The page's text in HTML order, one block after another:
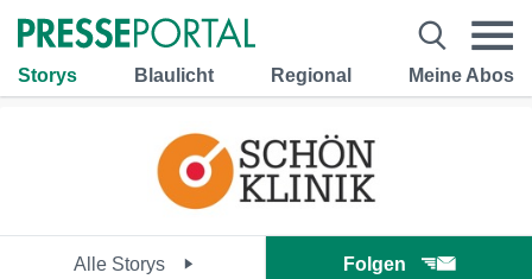
Storys Blaulicht Regional Meine Abos
Alle Storys Folgen